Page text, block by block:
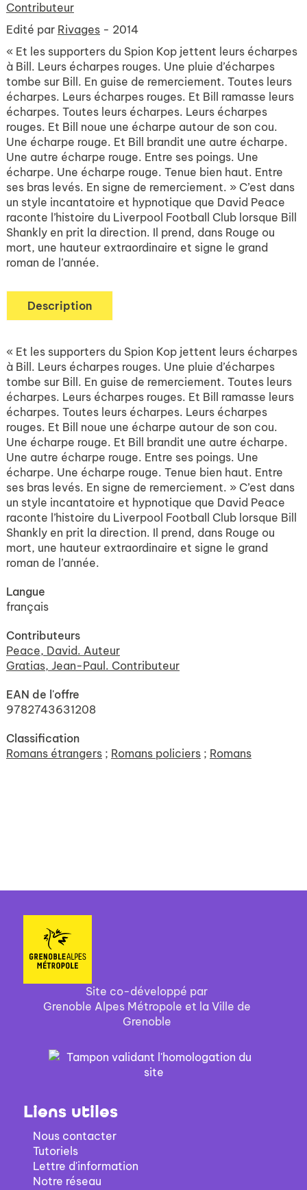
Contributeur
Edité par Rivages - 2014
« Et les supporters du Spion Kop jettent leurs écharpes
à Bill. Leurs écharpes rouges. Une pluie d’écharpes
tombe sur Bill. En guise de remerciement. Toutes leurs
écharpes. Leurs écharpes rouges. Et Bill ramasse leurs
écharpes. Toutes leurs écharpes. Leurs écharpes
rouges. Et Bill noue une écharpe autour de son cou.
Une écharpe rouge. Et Bill brandit une autre écharpe.
Une autre écharpe rouge. Entre ses poings. Une
écharpe. Une écharpe rouge. Tenue bien haut. Entre
ses bras levés. En signe de remerciement. » C’est dans
un style incantatoire et hypnotique que David Peace
raconte l’histoire du Liverpool Football Club lorsque Bill
Shankly en prit la direction. Il prend, dans Rouge ou
mort, une hauteur extraordinaire et signe le grand
roman de l’année.
Description
« Et les supporters du Spion Kop jettent leurs écharpes
à Bill. Leurs écharpes rouges. Une pluie d’écharpes
tombe sur Bill. En guise de remerciement. Toutes leurs
écharpes. Leurs écharpes rouges. Et Bill ramasse leurs
écharpes. Toutes leurs écharpes. Leurs écharpes
rouges. Et Bill noue une écharpe autour de son cou.
Une écharpe rouge. Et Bill brandit une autre écharpe.
Une autre écharpe rouge. Entre ses poings. Une
écharpe. Une écharpe rouge. Tenue bien haut. Entre
ses bras levés. En signe de remerciement. » C’est dans
un style incantatoire et hypnotique que David Peace
raconte l’histoire du Liverpool Football Club lorsque Bill
Shankly en prit la direction. Il prend, dans Rouge ou
mort, une hauteur extraordinaire et signe le grand
roman de l’année.
Langue
français
Contributeurs
Peace, David. Auteur
Gratias, Jean-Paul. Contributeur
EAN de l'offre
9782743631208
Classification
Romans étrangers ; Romans policiers ; Romans
Site co-développé par
Grenoble Alpes Métropole et la Ville de
Grenoble
Liens utiles
Nous contacter
Tutoriels
Lettre d'information
Notre réseau